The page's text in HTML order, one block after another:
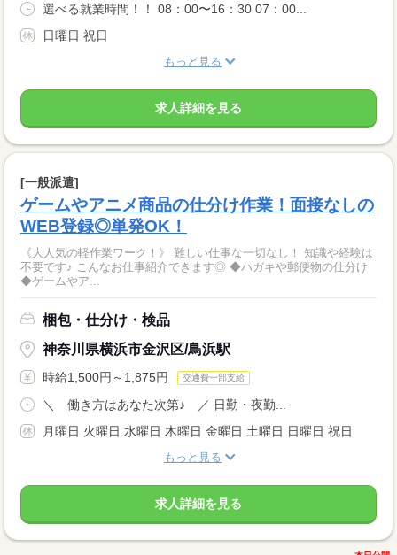
選べる就業時間！！ 08：00〜16：30 07：00...
日曜日 祝日
もっと見る
求人詳細を見る
[一般派遣]
ゲームやアニメ商品の仕分け作業！面接なしの
WEB登録◎単発OK！
《大人気の軽作業ワーク！》 難しい仕事な一切なし！ 知識や経験は
不要です♪ こんなお仕事紹介できます◎ ◆ハガキや郵便物の仕分け
◆ゲームやア...
梱包・仕分け・検品
神奈川県横浜市金沢区/鳥浜駅
時給1,500円～1,875円 交通費一部支給
＼ 働き方はあなた次第♪ ／ 日勤・夜勤...
月曜日 火曜日 水曜日 木曜日 金曜日 土曜日 日曜日 祝日
もっと見る
求人詳細を見る